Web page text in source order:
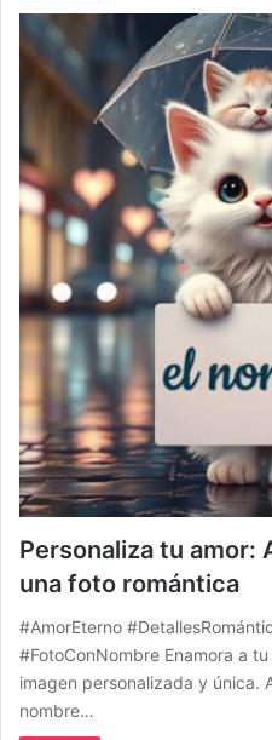
Personaliza tu amor:
una foto romántica
#AmorEterno
#FotoConNombre Enamora a
imagen personalizada y única.
nombre…